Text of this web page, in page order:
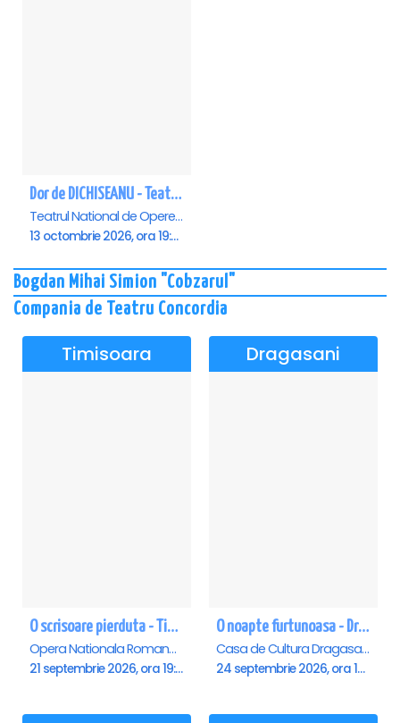
Dor de DICHISEANU - Teatrul Național de Operetă și Musical „Ion Dacian"
Teatrul National de Opereta si Musical Ion Dacian, Bucuresti
13 octombrie 2026, ora 19:00
Bogdan Mihai Simion "Cobzarul"
Compania de Teatru Concordia
Timisoara
O scrisoare pierduta - Timisoara
Opera Nationala Romana , Timisoara
21 septembrie 2026, ora 19:00
Dragasani
O noapte furtunoasa - Dragasani
Casa de Cultura Dragasani, Dragasani
24 septembrie 2026, ora 19:00